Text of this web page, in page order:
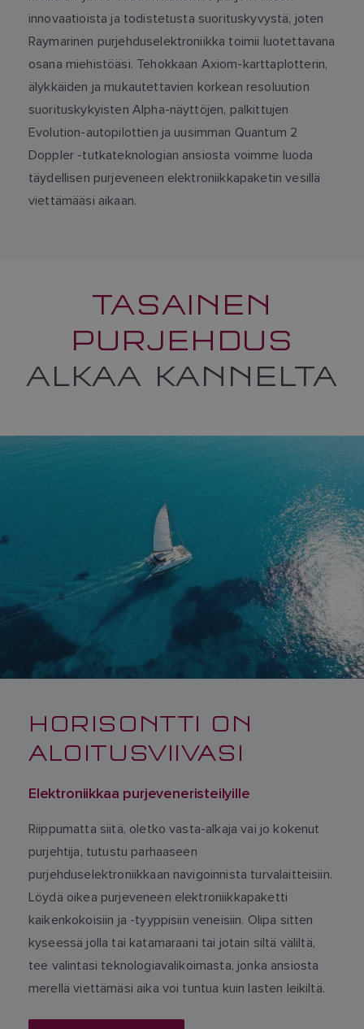
innovaatioista ja todistetusta suorituskyvystä, joten
Raymarinen purjehduselektroniikka toimii luotettavana
osana miehistöäsi. Tehokkaan Axiom-karttaplotterin,
älykkäiden ja mukautettavien korkean resoluution
suorituskykyisten Alpha-näyttöjen, palkittujen
Evolution-autopilottien ja uusimman Quantum 2
Doppler -tutkateknologian ansiosta voimme luoda
täydellisen purjeveneen elektroniikkapaketin vesillä
viettämääsi aikaan.
TASAINEN
PURJEHDUS
ALKAA KANNELTA
HORISONTTI ON
ALOITUSVIIVASI
Elektroniikkaa purjeveneristeilyille
Riippumatta siitä, oletko vasta-alkaja vai jo kokenut
purjehtija, tutustu parhaaseen
purjehduselektroniikkaan navigoinnista turvalaitteisiin.
Löydä oikea purjeveneen elektroniikkapaketti
kaikenkokoisiin ja -tyyppisiin veneisiin. Olipa sitten
kyseessä jolla tai katamaraani tai jotain siltä väliltä,
tee valintasi teknologiavalikoimasta, jonka ansiosta
merellä viettämäsi aika voi tuntua kuin lasten leikiltä.